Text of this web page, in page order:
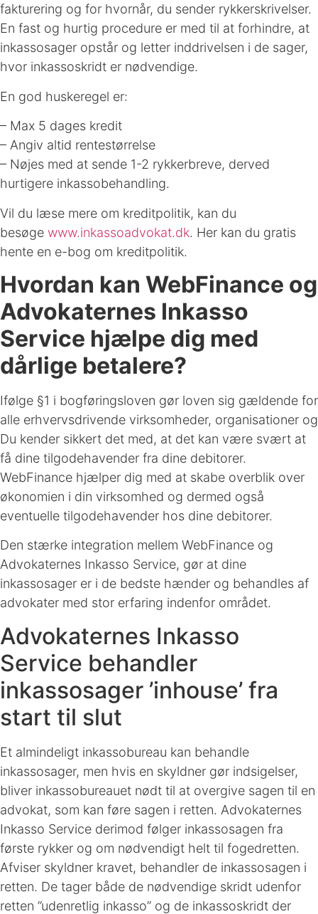
fakturering og for hvornår, du sender rykkerskrivelser.
En fast og hurtig procedure er med til at forhindre, at
inkassosager opstår og letter inddrivelsen i de sager,
hvor inkassoskridt er nødvendige.
En god huskeregel er:
– Max 5 dages kredit
– Angiv altid rentestørrelse
– Nøjes med at sende 1-2 rykkerbreve, derved
hurtigere inkassobehandling.
Vil du læse mere om kreditpolitik, kan du
besøge www.inkassoadvokat.dk. Her kan du gratis
hente en e-bog om kreditpolitik.
Hvordan kan WebFinance og
Advokaternes Inkasso
Service hjælpe dig med
dårlige betalere?
Ifølge §1 i bogføringsloven gør loven sig gældende for
alle erhvervsdrivende virksomheder, organisationer og
Du kender sikkert det med, at det kan være svært at
få dine tilgodehavender fra dine debitorer.
WebFinance hjælper dig med at skabe overblik over
økonomien i din virksomhed og dermed også
eventuelle tilgodehavender hos dine debitorer.
Den stærke integration mellem WebFinance og
Advokaternes Inkasso Service, gør at dine
inkassosager er i de bedste hænder og behandles af
advokater med stor erfaring indenfor området.
Advokaternes Inkasso
Service behandler
inkassosager ’inhouse’ fra
start til slut
Et almindeligt inkassobureau kan behandle
inkassosager, men hvis en skyldner gør indsigelser,
bliver inkassobureauet nødt til at overgive sagen til en
advokat, som kan føre sagen i retten. Advokaternes
Inkasso Service derimod følger inkassosagen fra
første rykker og om nødvendigt helt til fogedretten.
Afviser skyldner kravet, behandler de inkassosagen i
retten. De tager både de nødvendige skridt udenfor
retten ”udenretlig inkasso” og de inkassoskridt der